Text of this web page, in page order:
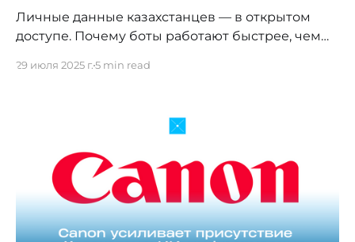
Личные данные казахстанцев — в открытом
доступе. Почему боты работают быстрее, чем
доступны в интернете. Телеграм-боты,
построенные на базе скомпрометированных
баз, предлагают "пробить" любого за пару
секунд. Как устроен этот теневой
29 июля 2025 г.5 min read